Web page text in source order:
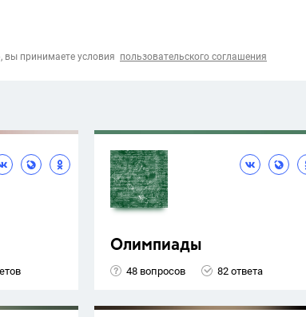
вы принимаете условия пользовательского соглашения
Олимпиады
48 вопросов 82 ответа